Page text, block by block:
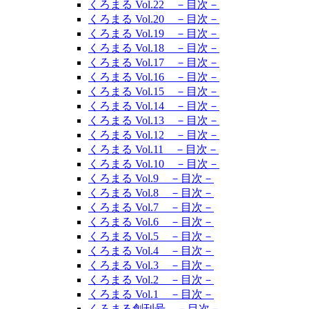
くろまる Vol.22 －目次－
くろまる Vol.20 －目次－
くろまる Vol.19 －目次－
くろまる Vol.18 －目次－
くろまる Vol.17 －目次－
くろまる Vol.16 －目次－
くろまる Vol.15 －目次－
くろまる Vol.14 －目次－
くろまる Vol.13 －目次－
くろまる Vol.12 －目次－
くろまる Vol.11 －目次－
くろまる Vol.10 －目次－
くろまる Vol.9 －目次－
くろまる Vol.8 －目次－
くろまる Vol.7 －目次－
くろまる Vol.6 －目次－
くろまる Vol.5 －目次－
くろまる Vol.4 －目次－
くろまる Vol.3 －目次－
くろまる Vol.2 －目次－
くろまる Vol.1 －目次－